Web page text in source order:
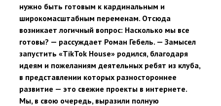
нужно быть готовым к кардинальным и
широкомасштабным переменам. Отсюда
возникает логичный вопрос: Насколько мы все
готовы? — рассуждает Роман Гебель. — Замысел
запустить «TikTok House» родился, благодаря
идеям и пожеланиям деятельных ребят из клуба,
в представлении которых разностороннее
развитие — это свежие проекты в интернете.
Мы, в свою очередь, выразили полную